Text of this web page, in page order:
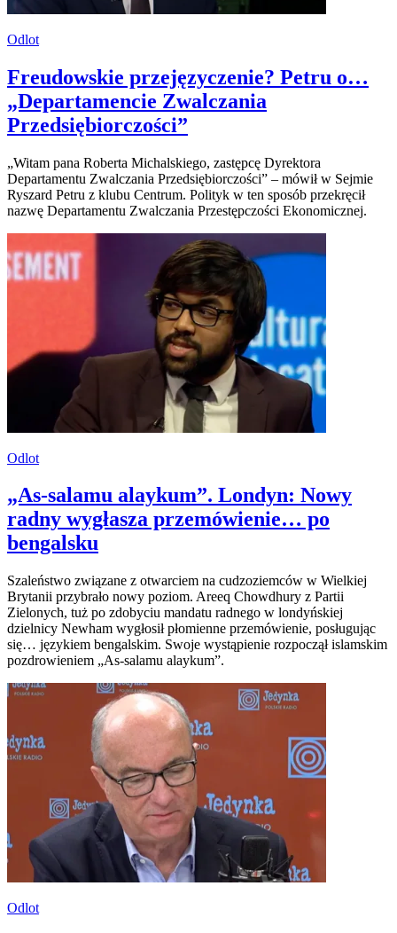
Odlot
Freudowskie przejęzyczenie? Petru o…
„Departamencie Zwalczania
Przedsiębiorczości”
„Witam pana Roberta Michalskiego, zastępcę Dyrektora
Departamentu Zwalczania Przedsiębiorczości” – mówił w Sejmie
Ryszard Petru z klubu Centrum. Polityk w ten sposób przekręcił
nazwę Departamentu Zwalczania Przestępczości Ekonomicznej.
Odlot
„As-salamu alaykum”. Londyn: Nowy
radny wygłasza przemówienie… po
bengalsku
Szaleństwo związane z otwarciem na cudzoziemców w Wielkiej
Brytanii przybrało nowy poziom. Areeq Chowdhury z Partii
Zielonych, tuż po zdobyciu mandatu radnego w londyńskiej
dzielnicy Newham wygłosił płomienne przemówienie, posługując
się… językiem bengalskim. Swoje wystąpienie rozpoczął islamskim
pozdrowieniem „As-salamu alaykum”.
Odlot